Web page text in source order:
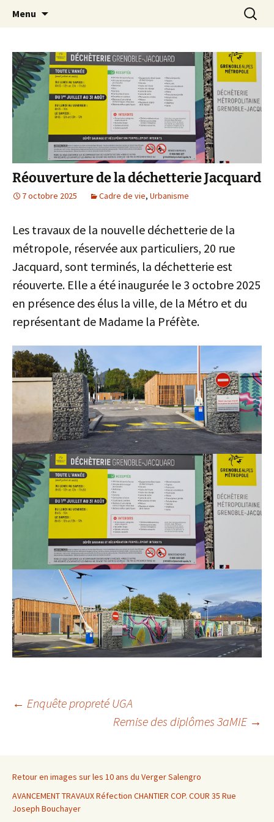
UDHEC38
L'association du Quartier des Eaux CLaires
Menu
Réouverture de la déchetterie Jacquard
7 octobre 2025 Cadre de vie, Urbanisme
Les travaux de la nouvelle déchetterie de la
métropole, réservée aux particuliers, 20 rue
Jacquard, sont terminés, la déchetterie est
réouverte. Elle a été inaugurée le 3 octobre 2025
en présence des élus la ville, de la Métro et du
représentant de Madame la Préfète.
Navigation
articles
← Enquête propreté UGA
Remise des diplômes 3aMIE →
Retour en images sur les 10 ans du Verger Salengro
AVANCEMENT TRAVAUX Réfection CHANTIER COP. COUR 35 Rue
Joseph Bouchayer